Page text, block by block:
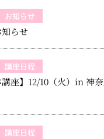
お知らせ
らせ
講座日程
講座】12/10（火）in 神
講座日程